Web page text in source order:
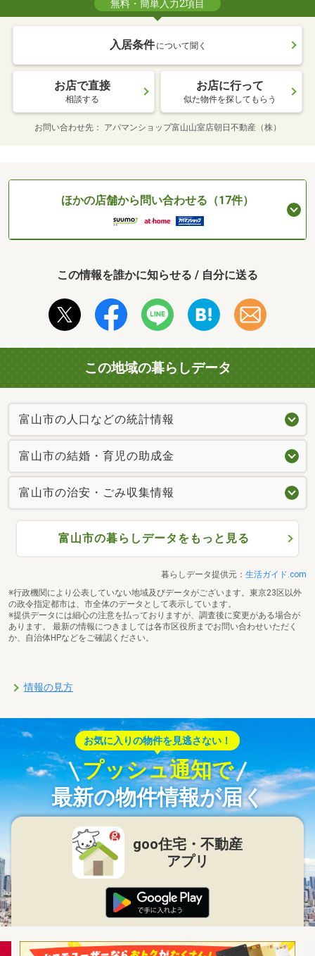
無料・簡単入力2項目
入居条件 について聞く
お店で直接
相談する
お店に行って
似た物件を探してもらう
お問い合わせ先 アパマンショップ富山山室店朝日不動産（株）
ほかの店舗から問い合わせる（17件）
この情報を誰かに知らせる / 自分に送る
この地域の暮らしデータ
富山市の人口などの統計情報
富山市の結婚・育児の助成金
富山市の治安・ごみ収集情報
富山市の暮らしデータをもっと見る
暮らしデータ提供元： 生活ガイド.com
※行政機関により公表していない地域及びデータがございます。東京23区以外
の政令指定都市は、市全体のデータとして表示しています。
※提供データには細心の注意を払っておりますが、調査後に変更がある場合が
あります。 最新の情報につきましては各市区役所までお問い合わせいただく
か、自治体HPなどをご確認ください。
情報の見方
お気に入りの物件を見逃さない！
プッシュ通知で
最新の物件情報が届く
goo住宅・不動産
アプリ